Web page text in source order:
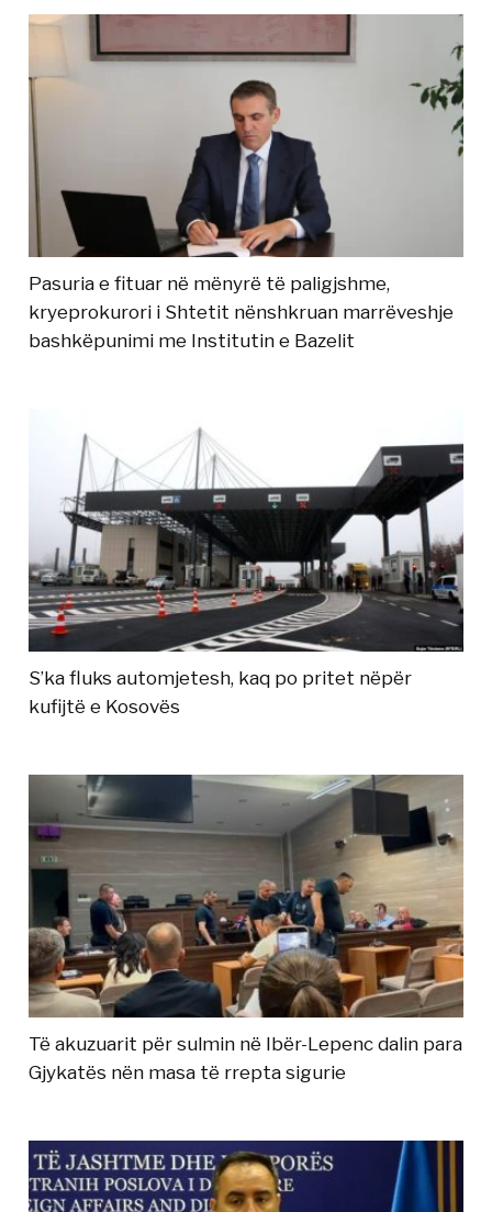
Pasuria e fituar në mënyrë të paligjshme,
kryeprokurori i Shtetit nënshkruan marrëveshje
bashkëpunimi me Institutin e Bazelit
S’ka fluks automjetesh, kaq po pritet nëpër
kufijtë e Kosovës
Të akuzuarit për sulmin në Ibër-Lepenc dalin para
Gjykatës nën masa të rrepta sigurie